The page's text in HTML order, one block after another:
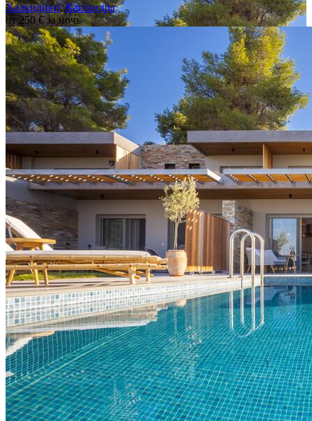
Халкидики,Кассандра
от 250 € за ночь